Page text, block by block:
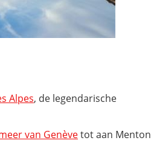
Alpes, de legendarische
van Genèvetot aan Menton